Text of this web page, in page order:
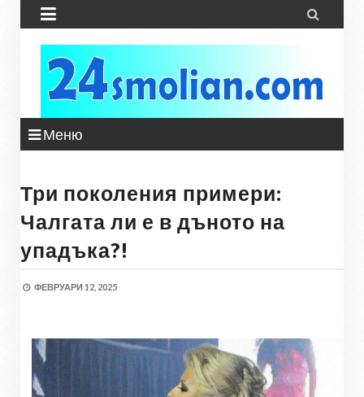
 
Меню
Три поколения примери:
Чалгата ли е в дъното на
упадъка?!
ФЕВРУАРИ 12, 2025